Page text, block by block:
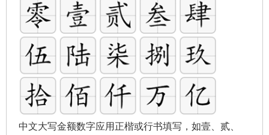
中文大写金额数字应用正楷或行书填写，如壹、贰、